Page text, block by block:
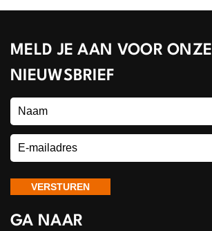
MELD JE AAN VOOR ONZE
NIEUWSBRIEF
GA NAAR